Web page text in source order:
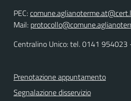
PEC:
Mail:
Centralino Unico: tel. 0141
Prenotazione appuntamento
Segnalazione disservizio